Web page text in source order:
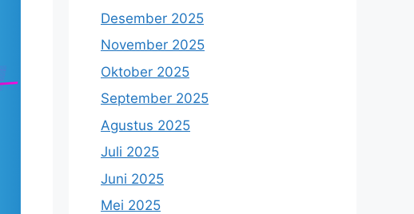
Desember 2025
November 2025
Oktober 2025
September 2025
Agustus 2025
Juli 2025
Juni 2025
Mei 2025